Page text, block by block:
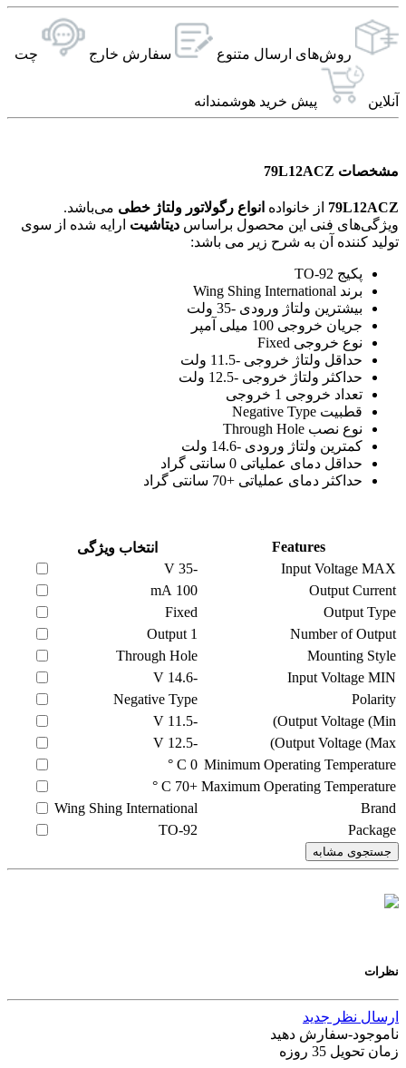
روش‌های ارسال‌ متنوع سفارش خارج چت
آنلاین پیش خرید هوشمندانه
مشخصات 79L12ACZ
79L12ACZ از خانواده انواع رگولاتور ولتاژ خطی می‌باشد.
ویژگی‌های فنی این محصول براساس دیتاشیت ارایه شده از سوی
تولید کننده آن به شرح زیر می باشد:
پکیج TO-92
برند Wing Shing International
بیشترین ولتاژ ورودی -35 ولت
جریان خروجی 100 میلی آمپر
نوع خروجی Fixed
حداقل ولتاژ خروجی -11.5 ولت
حداکثر ولتاژ خروجی -12.5 ولت
تعداد خروجی 1 خروجی
قطبیت Negative Type
نوع نصب Through Hole
کمترین ولتاژ ورودی -14.6 ولت
حداقل دمای عملیاتی 0 سانتی گراد
حداکثر دمای عملیاتی +70 سانتی گراد
Features
انتخاب ویژگی
Input Voltage MAX
-35
V
Output Current
100
mA
Output Type
Fixed
Number of Output
1
Output
Mounting Style
Through Hole
Input Voltage MIN
-14.6
V
Polarity
Negative Type
Output Voltage (Min)
-11.5
V
Output Voltage (Max)
-12.5
V
Minimum Operating Temperature
0
C °
Maximum Operating Temperature
+70
C °
Brand
Wing Shing International
Package
TO-92
جستجوی مشابه
نظرات
ارسال نظر جدید
ناموجود-سفارش دهید
زمان تحویل 35 روزه